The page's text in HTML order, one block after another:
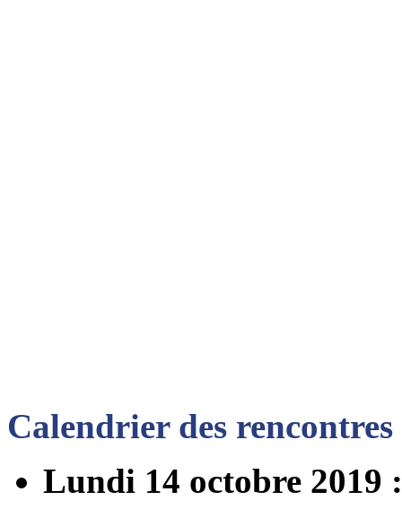
Calendrier des rencontres
Lundi 14 octobre 2019